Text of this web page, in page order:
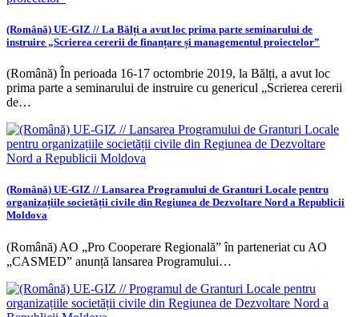
(Română) UE-GIZ // La Bălți a avut loc prima parte seminarului de
instruire „Scrierea cererii de finanțare și managementul proiectelor”
(Română) În perioada 16-17 octombrie 2019, la Bălți, a avut loc
prima parte a seminarului de instruire cu genericul „Scrierea cererii
de…
(Română) UE-GIZ // Lansarea Programului de Granturi Locale pentru
organizațiile societății civile din Regiunea de Dezvoltare Nord a Republicii
Moldova
(Română) AO „Pro Cooperare Regională” în parteneriat cu AO
„CASMED” anunță lansarea Programului…